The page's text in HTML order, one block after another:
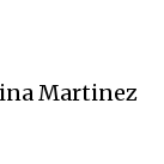
Martinez